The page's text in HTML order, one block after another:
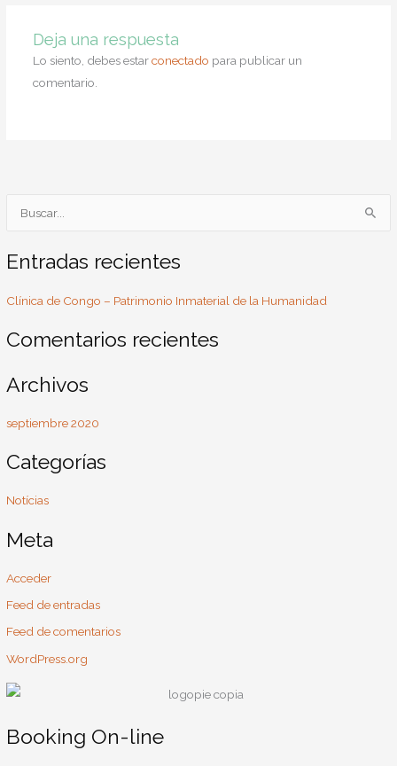
s
a
p
r
:
Entradas recientes
Clínica de Congo – Patrimonio Inmaterial de la Humanidad
Comentarios recientes
Archivos
septiembre 2020
Categorías
Notícias
Meta
Acceder
Feed de entradas
Feed de comentarios
WordPress.org
Booking On-line
Deja una respuesta
Lo siento, debes estarconectado para publicar un
comentario.